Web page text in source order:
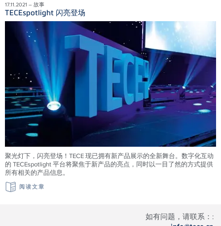
如有问题，请联系：:
17.11.2021 – 故事
TECEspotlight 闪亮登场
聚光灯下，闪亮登场！TECE 现已拥有新产品展示的全新舞台。数字化互动
的 TECEspotlight 平台将聚焦于新产品的亮点，同时以一目了然的方式提供
所有相关的产品信息。
阅读文章